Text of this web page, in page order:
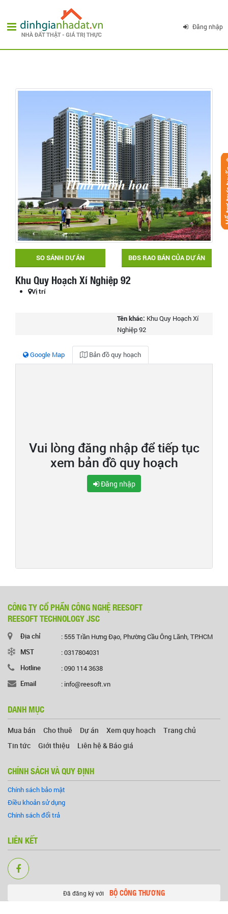
Đăng nhập
SO SÁNH DỰ ÁN BĐS RAO BÁN CỦA DỰ ÁN
Khu Quy Hoạch Xí Nghiệp 92
Vị trí
Tên khác: Khu Quy Hoạch Xí
Nghiệp 92
Google Map Bản đồ quy hoạch
Vui lòng đăng nhập để tiếp tục
xem bản đồ quy hoạch
Đăng nhập
CÔNG TY CỔ PHẦN CÔNG NGHỆ REESOFT
REESOFT TECHNOLOGY JSC
Địa chỉ
: 555 Trần Hưng Đạo, Phường Cầu Ông Lãnh, TP.HCM
MST
: 0317804031
Hotline
: 090 114 3638
Email
: info@reesoft.vn
DANH MỤC
Mua bán Cho thuê Dự án Xem quy hoạch
Trang chủ
Tin tức
Giới thiệu Liên hệ & Báo giá
CHÍNH SÁCH VÀ QUY ĐỊNH
Chính sách bảo mật
Điều khoản sử dụng
Chính sách đổi trả
LIÊN KẾT
Đã đăng ký với BỘ CÔNG THƯƠNG